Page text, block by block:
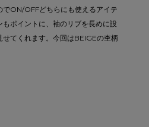
でON/OFFどちらにも使えるアイテ
ポイントに、袖のリブを長めに設
てくれます。今回はBEIGEの杢柄